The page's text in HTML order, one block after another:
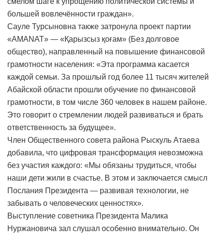
большей вовлечённости граждан».
Сауле Турсыновна также затронула проект партии
«AMANAT» — «Қарызсыз қоғам» (Без долговое
общество), направленный на повышение финансовой
грамотности населения: «Эта программа касается
каждой семьи. За прошлый год более 11 тысяч жителей
Абайской области прошли обучение по финансовой
грамотности, в том числе 360 человек в нашем районе.
Это говорит о стремлении людей развиваться и брать
ответственность за будущее».
Член Общественного совета района Рыскуль Атаева
добавила, что цифровая трансформация невозможна
без участия каждого: «Мы обязаны трудиться, чтобы
наши дети жили в счастье. В этом и заключается смысл
Послания Президента — развивая технологии, не
забывать о человеческих ценностях».
Выступление советника Президента Малика
Нуржановича зал слушал особенно внимательно. Он